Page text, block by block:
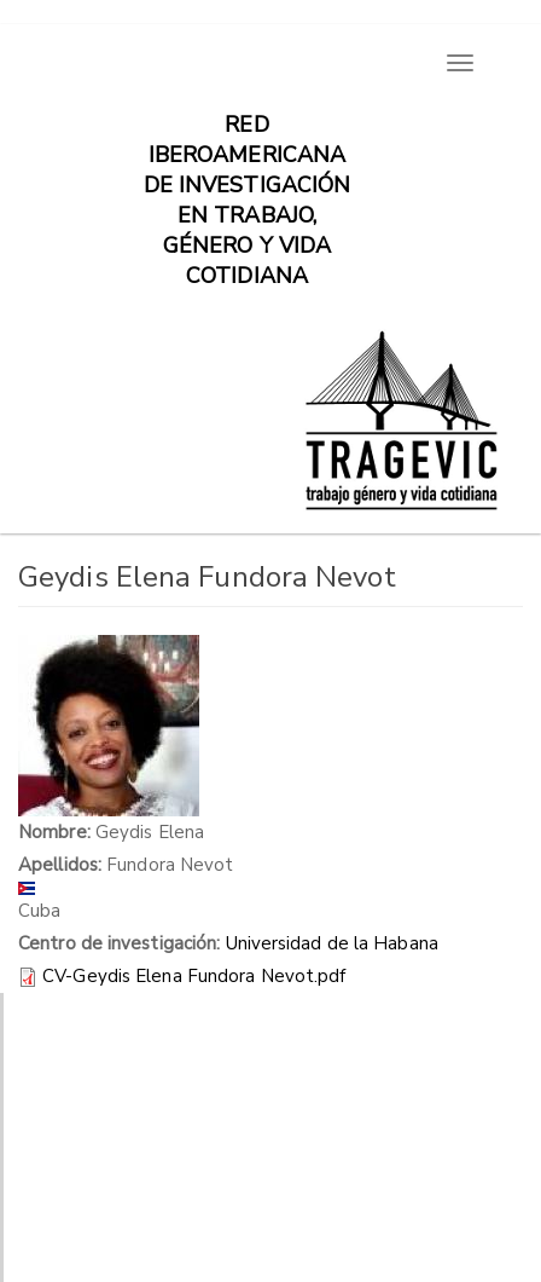
RED
IBEROAMERICANA
DE INVESTIGACIÓN
EN TRABAJO,
GÉNERO Y VIDA
COTIDIANA
Toggle
Geydis Elena Fundora Nevot
Nombre: Geydis Elena
Apellidos: Fundora Nevot
Cuba
Centro de investigación: Universidad de la Habana
CV-Geydis Elena Fundora Nevot.pdf